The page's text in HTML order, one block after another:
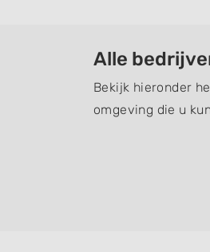
Alle
Bekijk hieronder
omgeving die u